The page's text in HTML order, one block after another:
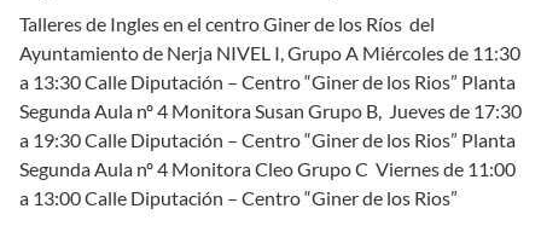
Talleres de Ingles en el centro Giner de los Ríos del
Ayuntamiento de Nerja NIVEL I, Grupo A Miércoles de 11:30
a 13:30 Calle Diputación – Centro “Giner de los Rios” Planta
Segunda Aula nº 4 Monitora Susan Grupo B, Jueves de 17:30
a 19:30 Calle Diputación – Centro “Giner de los Rios” Planta
Segunda Aula nº 4 Monitora Cleo Grupo C Viernes de 11:00
a 13:00 Calle Diputación – Centro “Giner de los Rios”